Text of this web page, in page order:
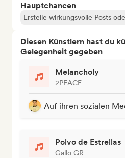
Hauptchancen
Erstelle wirkungsvolle Posts
Diesen Künstlern hast du
Gelegenheit gegeben
Melancholy
2PEACE
Auf ihren sozialen
Polvo de Estrellas
Gallo GR